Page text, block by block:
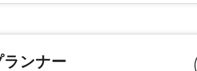
ンナー